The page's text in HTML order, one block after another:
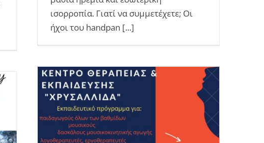
ισορροπία. Γιατί να συμμετέχετε; Οι
ήχοι του handpan [...]